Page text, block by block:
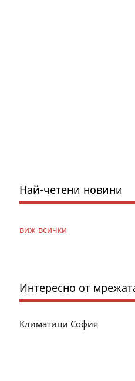
Най-четени новини
виж всички
Интересно от
Климатици София